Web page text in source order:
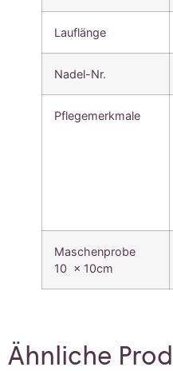
Lauflänge
Nadel-Nr.
Pflegemerkmale
Maschenprobe
10 x 10cm
Ähnliche